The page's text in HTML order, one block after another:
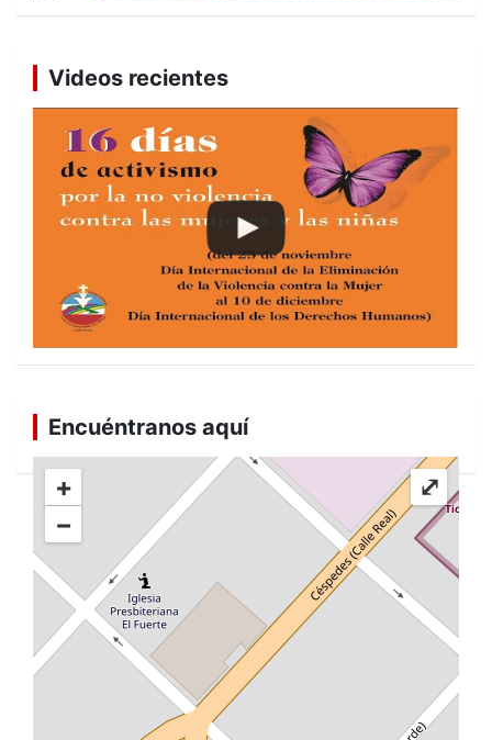
Videos recientes
Encuéntranos aquí
+
−
⤢